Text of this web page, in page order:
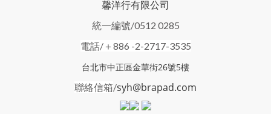
馨洋行有限公司
統一編號/0512 0285
電話/＋886 -2-2717-3535
台北市中正區金華街26號5樓
聯絡信箱/syh@brapad.com